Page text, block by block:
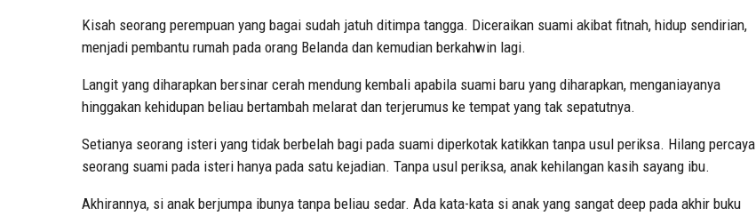
Kisah seorang perempuan yang bagai sudah jatuh ditimpa tangga. Diceraikan suami akibat fitnah, hidup sendirian,
menjadi pembantu rumah pada orang Belanda dan kemudian berkahwin lagi.
Langit yang diharapkan bersinar cerah mendung kembali apabila suami baru yang diharapkan, menganiayanya
hinggakan kehidupan beliau bertambah melarat dan terjerumus ke tempat yang tak sepatutnya.
Setianya seorang isteri yang tidak berbelah bagi pada suami diperkotak katikkan tanpa usul periksa. Hilang percaya
seorang suami pada isteri hanya pada satu kejadian. Tanpa usul periksa, anak kehilangan kasih sayang ibu.
Akhirannya, si anak berjumpa ibunya tanpa beliau sedar. Ada kata-kata si anak yang sangat deep pada akhir buku